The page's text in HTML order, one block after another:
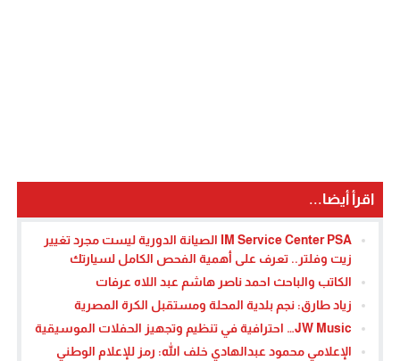
اقرأ أيضا...
IM Service Center PSA الصيانة الدورية ليست مجرد تغيير
زيت وفلتر.. تعرف على أهمية الفحص الكامل لسيارتك
الكاتب والباحث احمد ناصر هاشم عبد اللاه عرفات
زياد طارق: نجم بلدية المحلة ومستقبل الكرة المصرية
JW Music… احترافية في تنظيم وتجهيز الحفلات الموسيقية
الإعلامي محمود عبدالهادي خلف الله: رمز للإعلام الوطني